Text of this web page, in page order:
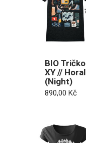
BIO Tričko
XY // Horal
(Night)
890,00 Kč